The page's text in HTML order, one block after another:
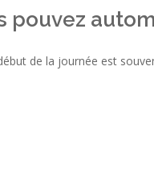
de la journée est